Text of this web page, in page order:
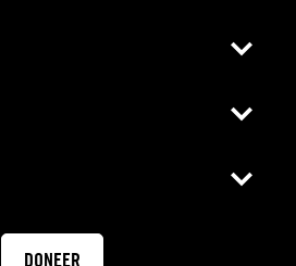
DONEER